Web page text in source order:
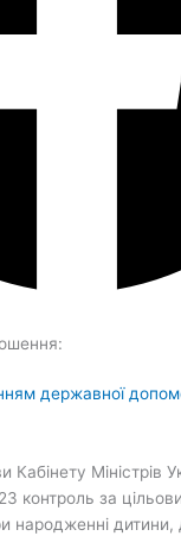
державної
Кабінету Міністрів
контроль за
народженні дитини,